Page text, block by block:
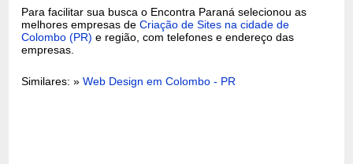
Para facilitar sua busca o Encontra Paraná selecionou as
melhores empresas deCriação de Sites na cidade de
Colombo (PR) e região, com telefones e endereço das
empresas.
Similares: »Web Design em Colombo - PR